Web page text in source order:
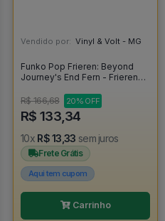
Vendido por: Vinyl & Volt - MG
Funko Pop Frieren: Beyond
Journey's End Fern - Frieren
R$ 166,68
20% OFF
R$ 133,34
10x R$ 13,33 sem juros
Frete Grátis
Aqui tem cupom
Carrinho